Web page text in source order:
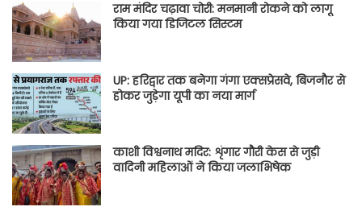
राम मंदिर चढ़ावा चोरी: मनमानी रोकने को लागू
किया गया डिजिटल सिस्टम
UP: हरिद्वार तक बनेगा गंगा एक्सप्रेसवे, बिजनौर से
होकर जुड़ेगा यूपी का नया मार्ग
काशी विश्वनाथ मदिर: शृंगार गौरी केस से जुड़ी
वादिनी महिलाओं ने किया जलाभिषेक